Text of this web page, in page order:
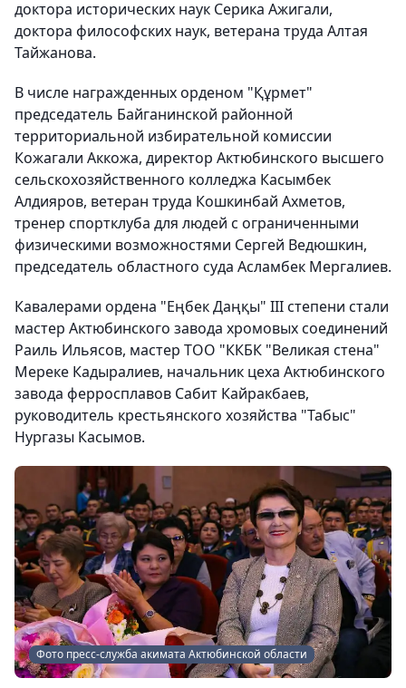
доктора исторических наук Серика Ажигали,
доктора философских наук, ветерана труда Алтая
Тайжанова.
В числе награжденных орденом "Құрмет"
председатель Байганинской районной
территориальной избирательной комиссии
Кожагали Аккожа, директор Актюбинского высшего
сельскохозяйственного колледжа Касымбек
Алдияров, ветеран труда Кошкинбай Ахметов,
тренер спортклуба для людей с ограниченными
физическими возможностями Сергей Ведюшкин,
председатель областного суда Асламбек Мергалиев.
Кавалерами ордена "Еңбек Даңқы" ІІІ степени стали
мастер Актюбинского завода хромовых соединений
Раиль Ильясов, мастер ТОО "ККБК "Великая стена"
Мереке Кадыралиев, начальник цеха Актюбинского
завода ферросплавов Сабит Кайракбаев,
руководитель крестьянского хозяйства "Табыс"
Нургазы Касымов.
Фото пресс-служба акимата Актюбинской области